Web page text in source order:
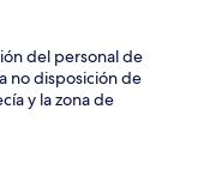
del personal de
no disposición de
y la zona de